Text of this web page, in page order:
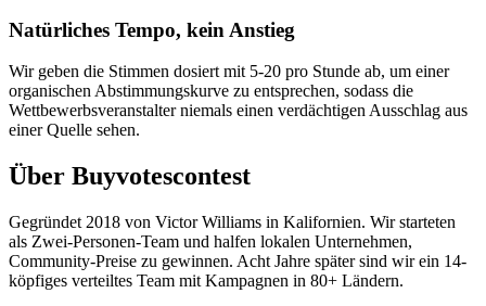
Natürliches Tempo, kein Anstieg
Wir geben die Stimmen dosiert mit 5-20 pro Stunde ab, um einer
organischen Abstimmungskurve zu entsprechen, sodass die
Wettbewerbsveranstalter niemals einen verdächtigen Ausschlag aus
einer Quelle sehen.
Über Buyvotescontest
Gegründet 2018 von Victor Williams in Kalifornien. Wir starteten
als Zwei-Personen-Team und halfen lokalen Unternehmen,
Community-Preise zu gewinnen. Acht Jahre später sind wir ein 14-
köpfiges verteiltes Team mit Kampagnen in 80+ Ländern.